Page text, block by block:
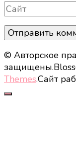
Сайт
© Авторское
защищены.
Themes.Сайт